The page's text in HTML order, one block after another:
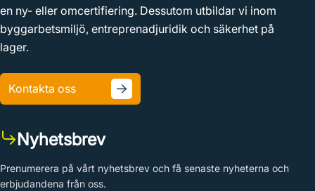
en ny- eller omcertifiering. Dessutom utbildar vi inom
byggarbetsmiljö, entreprenadjuridik och säkerhet på
lager.
Kontakta oss
Nyhetsbrev
Prenumerera på vårt nyhetsbrev och få senaste nyheterna och
erbjudandena från oss.